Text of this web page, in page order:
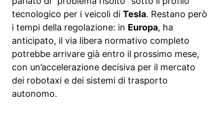
tecnologico per i veicoli di Tesla. Restano però
i tempi della regolazione: in Europa, ha
anticipato, il via libera normativo completo
potrebbe arrivare già entro il prossimo mese,
con un’accelerazione decisiva per il mercato
dei robotaxi e dei sistemi di trasporto
autonomo.